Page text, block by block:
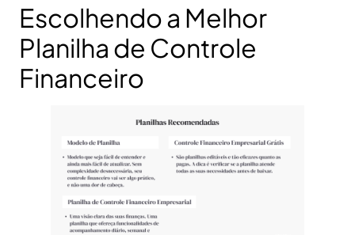
Escolhendo a Melhor
Planilha de Controle
Financeiro